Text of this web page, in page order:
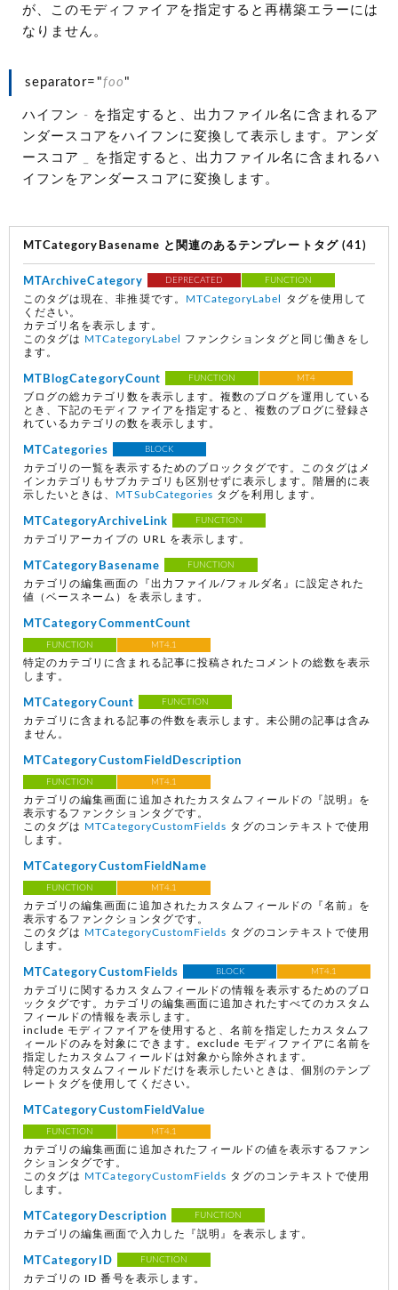
が、このモディファイアを指定すると再構築エラーには
なりません。
separator="foo "
ハイフン - を指定すると、出力ファイル名に含まれるア
ンダースコアをハイフンに変換して表示します。アンダ
ースコア
を指定すると、出力ファイル名に含まれるハ
イフンをアンダースコアに変換します。
MTCategoryBasename と関連のあるテンプレートタグ (41)
MTArchiveCategory DEPRECATED FUNCTION
このタグは現在、非推奨です。 MTCategoryLabel
タグを使用して
ください。
カテゴリ名を表示します。
このタグは
MTCategoryLabel
ファンクションタグと同じ働きをし
ます。
MTBlogCategoryCount FUNCTION MT4
ブログの総カテゴリ数を表示します。複数のブログを運用している
とき、下記のモディファイアを指定すると、複数のブログに登録さ
れているカテゴリの数を表示します。
MTCategories BLOCK
カテゴリの一覧を表示するためのブロックタグです。このタグはメ
インカテゴリもサブカテゴリも区別せずに表示します。階層的に表
示したいときは、
MTSubCategories タグを利用します。
MTCategoryArchiveLink FUNCTION
カテゴリアーカイブの URL を表示します。
MTCategoryBasename FUNCTION
カテゴリの編集画面の『出力ファイル/フォルダ名』に設定された
値（ベースネーム）を表示します。
MTCategoryCommentCount
FUNCTION MT4.1
特定のカテゴリに含まれる記事に投稿されたコメントの総数を表示
します。
MTCategoryCount FUNCTION
カテゴリに含まれる記事の件数を表示します。未公開の記事は含み
ません。
MTCategoryCustomFieldDescription
FUNCTION MT4.1
カテゴリの編集画面に追加されたカスタムフィールドの『説明』を
表示するファンクションタグです。
このタグは
MTCategoryCustomFields タグのコンテキストで使用
します。
MTCategoryCustomFieldName
FUNCTION MT4.1
カテゴリの編集画面に追加されたカスタムフィールドの『名前』を
表示するファンクションタグです。
このタグは
MTCategoryCustomFields タグのコンテキストで使用
します。
MTCategoryCustomFields BLOCK MT4.1
カテゴリに関するカスタムフィールドの情報を表示するためのブロ
ックタグです。カテゴリの編集画面に追加されたすべてのカスタム
フィールドの情報を表示します。
include モディファイアを使用すると、名前を指定したカスタムフ
ィールドのみを対象にできます。exclude モディファイアに名前を
指定したカスタムフィールドは対象から除外されます。
特定のカスタムフィールドだけを表示したいときは、個別のテンプ
レートタグを使用してください。
MTCategoryCustomFieldValue
FUNCTION MT4.1
カテゴリの編集画面に追加されたフィールドの値を表示するファン
クションタグです。
このタグは
MTCategoryCustomFields タグのコンテキストで使用
します。
MTCategoryDescription FUNCTION
カテゴリの編集画面で入力した『説明』を表示します。
MTCategoryID FUNCTION
カテゴリの ID 番号を表示します。